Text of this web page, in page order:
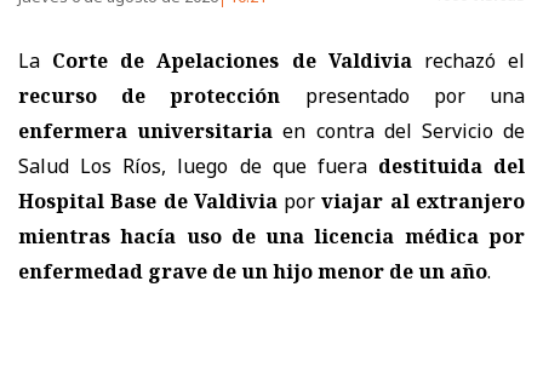
La Corte de Apelaciones de Valdiviarechazó el
recurso de protección presentado por una
enfermera universitaria en contra del Servicio de
Salud Los Ríos, luego de que fuera destituida del
Hospital Base de Valdiviaporviajar al extranjero
mientras hacía uso de una licencia médica por
enfermedad grave de un hijo menor de un año.